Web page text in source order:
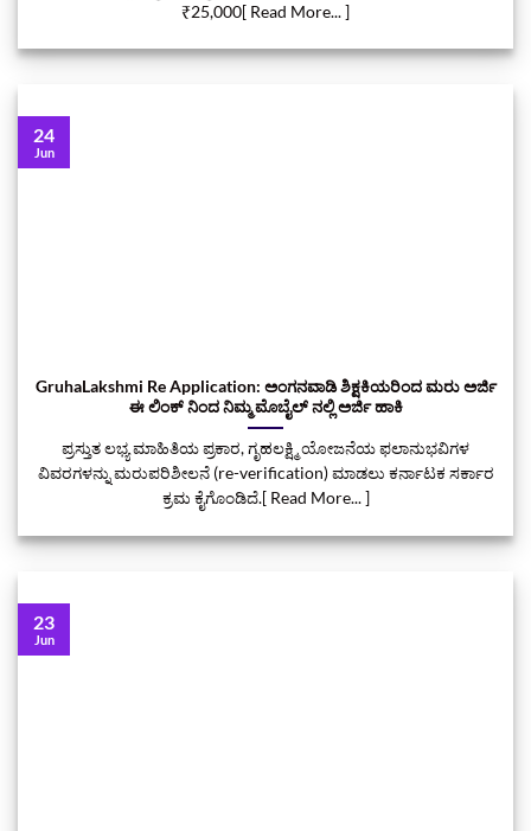
₹25,000[ Read More... ]
GruhaLakshmi Re Application: ಅಂಗನವಾಡಿ ಶಿಕ್ಷಕಿಯರಿಂದ ಮರು ಅರ್ಜಿ
ಈ ಲಿಂಕ್‌ ನಿಂದ ನಿಮ್ಮ ಮೊಬೈಲ್‌ ನಲ್ಲಿ ಅರ್ಜಿ ಹಾಕಿ
ಪ್ರಸ್ತುತ ಲಭ್ಯ ಮಾಹಿತಿಯ ಪ್ರಕಾರ, ಗೃಹಲಕ್ಷ್ಮಿ ಯೋಜನೆಯ ಫಲಾನುಭವಿಗಳ
ವಿವರಗಳನ್ನು ಮರುಪರಿಶೀಲನೆ (re-verification) ಮಾಡಲು ಕರ್ನಾಟಕ ಸರ್ಕಾರ
ಕ್ರಮ ಕೈಗೊಂಡಿದೆ.[ Read More... ]
24
Jun
23
Jun